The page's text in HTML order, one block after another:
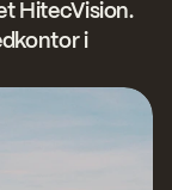
HitecVision.
i